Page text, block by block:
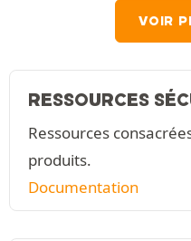
VOIR
RESSOURCES
Ressources
produits.
Documentation